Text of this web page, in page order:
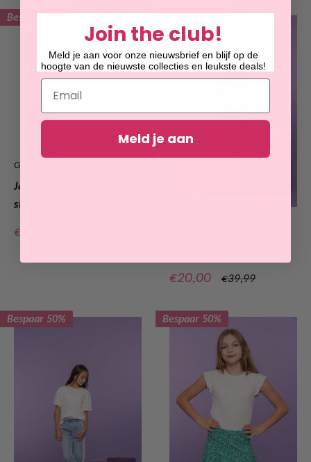
Bespaar 50%
GEISHA
Jacket padded balloon
sleeve
Verkoopprijs
€50,00
Bespaar 50%
Verkoopprijs
€20,00
Normale
€39,99
Bespaar 50% Bespaar 50%
Join the club!
Meld je aan voor onze nieuwsbrief en blijf op de
hoogte van de nieuwste collecties en leukste deals!
Email
Meld je aan